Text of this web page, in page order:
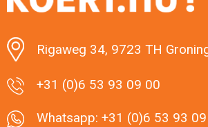
Rigaweg 34, 9723 TH
+31 (0)6 53 93 09 00
Whatsapp: +31 (0)6 53 93